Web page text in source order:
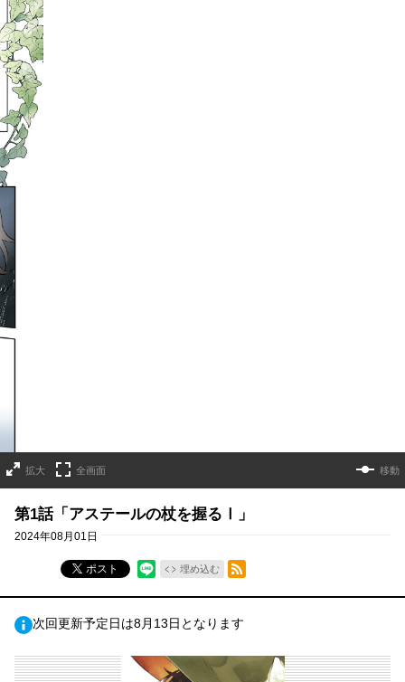
拡大 全画面 移動
第1話「アステールの杖を握るⅠ」
2024年08月01日
ポスト 埋め込む
RSSフィード
次回更新予定日は8月13日となります